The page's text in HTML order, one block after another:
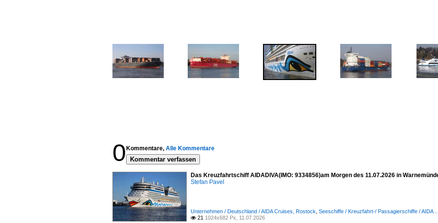
0 Kommentare, Alle Kommentare
Kommentar verfassen
Das Kreuzfahrtschiff AIDADIVA(IMO: 9334856)am Morgen des 11.07.2026 in
Stefan Pavel
Unternehmen / Deutschland / AIDA Cruises, Rostock Seeschiffe / Kreuzfahrt-/ Passagierschiffe / AIDA
 21 1024x682 Px, 11.07.2026